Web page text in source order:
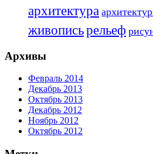
архитектура
живописьрельеф
Архивы
Февраль 2014
Декабрь 2013
Октябрь 2013
Декабрь 2012
Ноябрь 2012
Октябрь 2012